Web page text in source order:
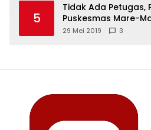
5
Tidak Ada Petugas,
Puskesmas Mare-
29 Mei 2019 3